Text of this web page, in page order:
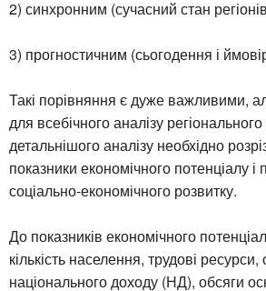
2) синхронним (сучасний стан
3) прогностичним (сьогодення і
Такі порівняння є дуже важливими,
для всебічного аналізу
детальнішого аналізу необхідно
показники економічного потенціалу і
соціально-економічного розвитку.
До показників економічного
кількість населення, трудові
національного доходу (НД), обсяги